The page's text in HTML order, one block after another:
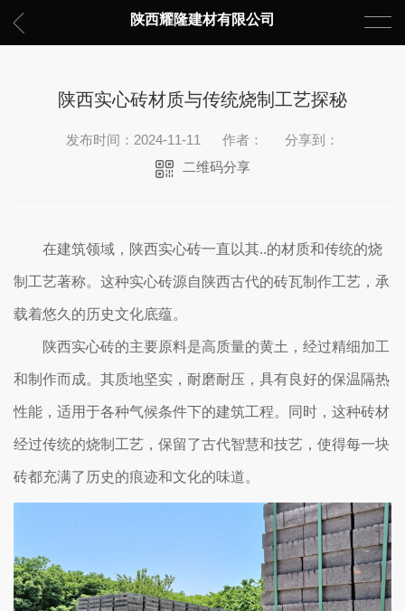
陕西耀隆建材有限公司
陕西实心砖材质与传统烧制工艺探秘
发布时间：2024-11-11 作者：
分享到：
二维码分享
在建筑领域，陕西实心砖一直以其..的材质和传统的烧
制工艺著称。这种实心砖源自陕西古代的砖瓦制作工艺，承
载着悠久的历史文化底蕴。
陕西实心砖的主要原料是高质量的黄土，经过精细加工
和制作而成。其质地坚实，耐磨耐压，具有良好的保温隔热
性能，适用于各种气候条件下的建筑工程。同时，这种砖材
经过传统的烧制工艺，保留了古代智慧和技艺，使得每一块
砖都充满了历史的痕迹和文化的味道。